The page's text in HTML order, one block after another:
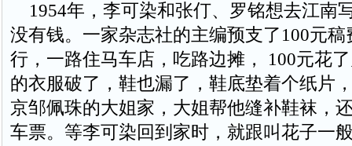
1954年，李可染和张仃、罗铭想去江南
没有钱。一家杂志社的主编预支了100元
行，一路住马车店，吃路边摊， 100元花
的衣服破了，鞋也漏了，鞋底垫着个纸片
京邹佩珠的大姐家，大姐帮他缝补鞋袜，
车票。等李可染回到家时，就跟叫花子一